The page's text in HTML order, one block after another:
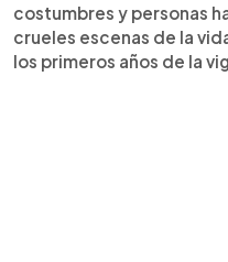
costumbres y personas
crueles escenas de la
los primeros años de la